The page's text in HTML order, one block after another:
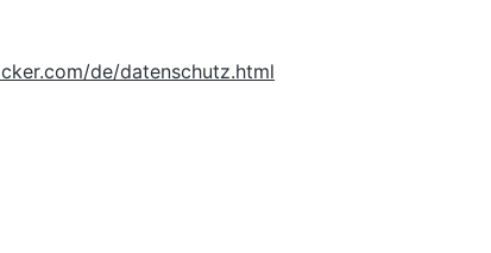
de/datenschutz.html